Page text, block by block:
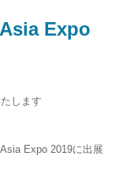
Expo
します
Expo 2019に出展